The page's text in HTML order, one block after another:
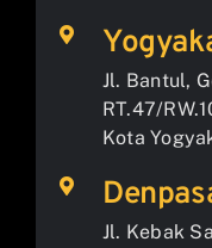
Jl. Bantul,
RT.47/
Kota
Jl. Kebak